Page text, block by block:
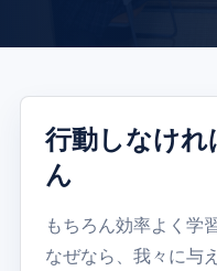
行動しなけ
ん
もちろん効率よく学
なぜなら、我々に与